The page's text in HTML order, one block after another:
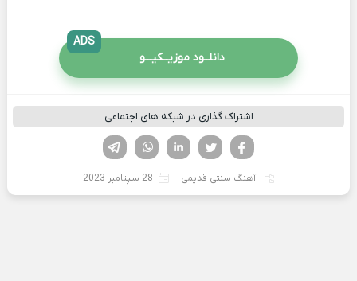
دانلــود موزیــکیـــو
ADS
اشتراک گذاری در شبکه های اجتماعی
لینکدین تویتر
فیسوک
آهنگ سنتی-قدیمی 28 سپتامبر 2023